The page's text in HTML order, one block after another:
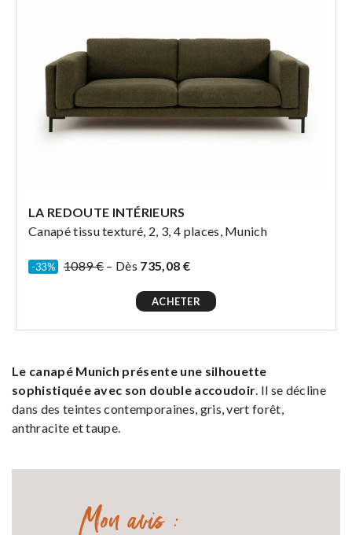
LA REDOUTE INTÉRIEURS
Canapé tissu texturé, 2, 3, 4 places, Munich
-33% 1089 € – Dès 735,08 €
ACHETER
Le canapé Munich présente une silhouette
sophistiquée avec son double accoudoir. Il se décline
dans des teintes contemporaines, gris, vert forêt,
anthracite et taupe.
Mon avis :